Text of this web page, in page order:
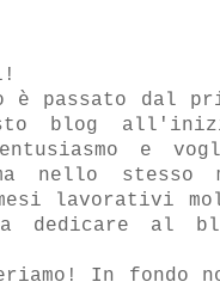
è passato dal
blog
e
nello stesso
lavorativi
dedicare al
In fondo